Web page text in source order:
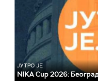
ЈУТРО ЈЕ
NIKA Cup 2026: